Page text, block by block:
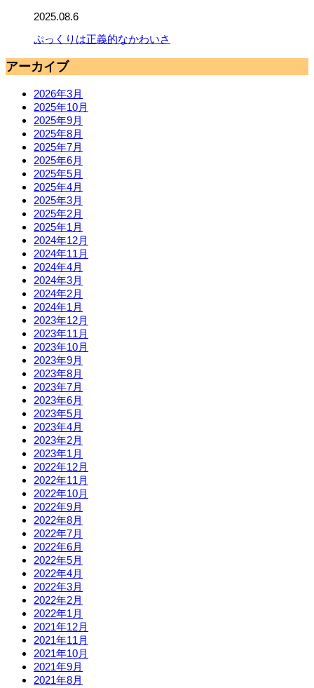
2025.08.6
ぷっくりは正義的なかわいさ
アーカイブ
2026年3月
2025年10月
2025年9月
2025年8月
2025年7月
2025年6月
2025年5月
2025年4月
2025年3月
2025年2月
2025年1月
2024年12月
2024年11月
2024年4月
2024年3月
2024年2月
2024年1月
2023年12月
2023年11月
2023年10月
2023年9月
2023年8月
2023年7月
2023年6月
2023年5月
2023年4月
2023年2月
2023年1月
2022年12月
2022年11月
2022年10月
2022年9月
2022年8月
2022年7月
2022年6月
2022年5月
2022年4月
2022年3月
2022年2月
2022年1月
2021年12月
2021年11月
2021年10月
2021年9月
2021年8月